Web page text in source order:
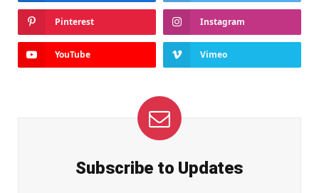
Pinterest Instagram
YouTube Vimeo
Subscribe to Updates